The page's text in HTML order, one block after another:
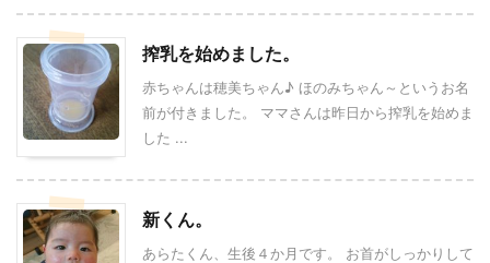
搾乳を始めました。
赤ちゃんは穂美ちゃん♪ ほのみちゃん～というお名
前が付きました。 ママさんは昨日から搾乳を始めま
した ...
新くん。
あらたくん、生後４か月です。 お首がしっかりして